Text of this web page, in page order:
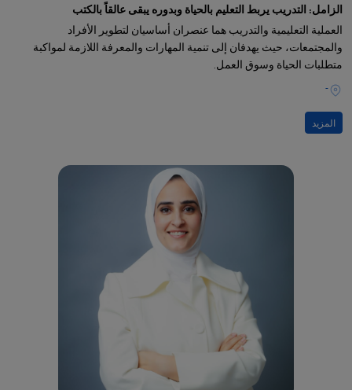
الزامل: التدريب يربط التعليم بالحياة وبدوره يبقى عالقاً بالكتب
العملية التعليمية والتدريب هما عنصران أساسيان لتطوير الأفراد
والمجتمعات، حيث يهدفان إلى تنمية المهارات والمعرفة اللازمة لمواكبة
متطلبات الحياة وسوق العمل.
-
المزيد